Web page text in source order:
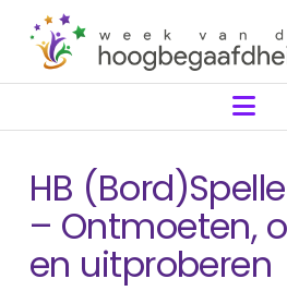
HB
– Ontmoeten,
en uitproberen